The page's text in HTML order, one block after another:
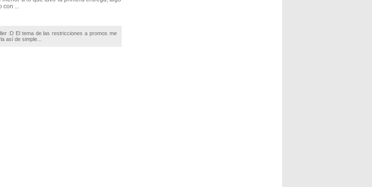
con ...
:D El tema de las restricciones a promos me
así de simple...